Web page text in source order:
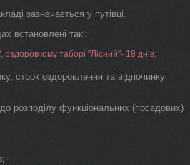
зазначається у путівці.
встановлені такі:
таборі "Лісний"- 18 днів;
строк оздоровлення та відпочинку
розподілу функціональних (посадових)